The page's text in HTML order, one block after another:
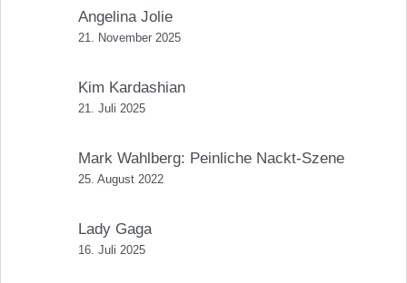
Angelina Jolie
21. November 2025
Kim Kardashian
21. Juli 2025
Mark Wahlberg: Peinliche Nackt-Szene
25. August 2022
Lady Gaga
16. Juli 2025